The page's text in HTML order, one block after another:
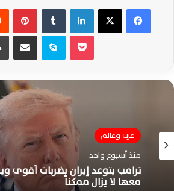
فيسبوك ‫X لينكدإن بينتيريست
سكايب مشاركة عبر البريد
عرب وعالم
منذ أسبوع واحد
ترامب يتوعد إيران بضربات أقوى
معها لا يزال ممكناً